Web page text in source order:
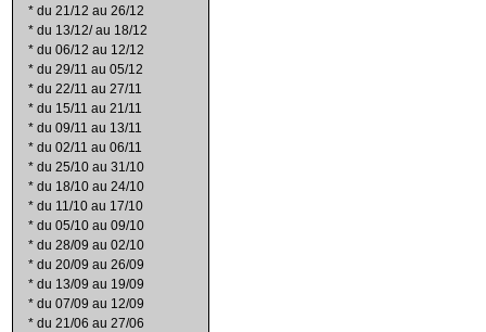
* du 21/12 au 26/12
* du 13/12/ au 18/12
* du 06/12 au 12/12
* du 29/11 au 05/12
* du 22/11 au 27/11
* du 15/11 au 21/11
* du 09/11 au 13/11
* du 02/11 au 06/11
* du 25/10 au 31/10
* du 18/10 au 24/10
* du 11/10 au 17/10
* du 05/10 au 09/10
* du 28/09 au 02/10
* du 20/09 au 26/09
* du 13/09 au 19/09
* du 07/09 au 12/09
* du 21/06 au 27/06